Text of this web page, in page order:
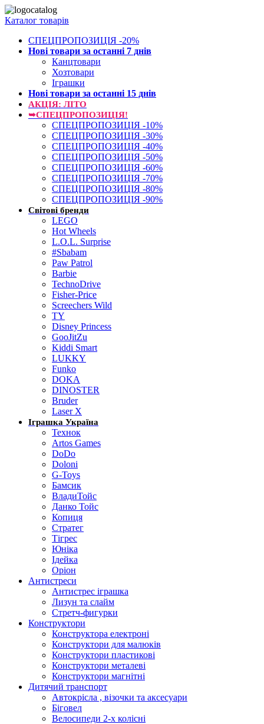
Каталог товарів
СПЕЦПРОПОЗИЦІЯ -20%
Нові товари за останнi 7 днiв
Канцтовари
Хозтовари
Іграшки
Нові товари за останнi 15 днiв
АКЦІЯ: ЛІТО
➥СПЕЦПРОПОЗИЦІЯ!
СПЕЦПРОПОЗИЦІЯ -10%
СПЕЦПРОПОЗИЦІЯ -30%
СПЕЦПРОПОЗИЦІЯ -40%
СПЕЦПРОПОЗИЦІЯ -50%
СПЕЦПРОПОЗИЦІЯ -60%
СПЕЦПРОПОЗИЦІЯ -70%
СПЕЦПРОПОЗИЦІЯ -80%
СПЕЦПРОПОЗИЦІЯ -90%
Світові бренди
LEGO
Hot Wheels
L.O.L. Surprise
#Sbabam
Paw Patrol
Barbie
TechnoDrive
Fisher-Price
Screechers Wild
TY
Disney Princess
GooJitZu
Kiddi Smart
LUKKY
Funko
DOKA
DINOSTER
Bruder
Laser X
Іграшка Україна
Технок
Artos Games
DoDo
Doloni
G-Toys
Бамсик
ВладиТойс
Данко Тойс
Копиця
Стратег
Тігрес
Юніка
Ідейка
Оріон
Антистреси
Антистрес іграшка
Лизун та слайм
Стретч-фигурки
Конструктори
Конструктора електроні
Конструктори для малюків
Конструктори пластикові
Конструктори металеві
Конструктори магнітні
Дитячий транспорт
Автокрісла , візочки та аксесуари
Біговел
Велосипеди 2-х колісні